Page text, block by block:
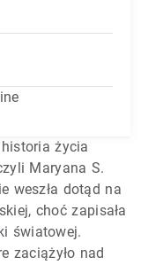
życia
Maryana S.
weszła dotąd na
choć zapisała
światowej.
zaciążyło nad